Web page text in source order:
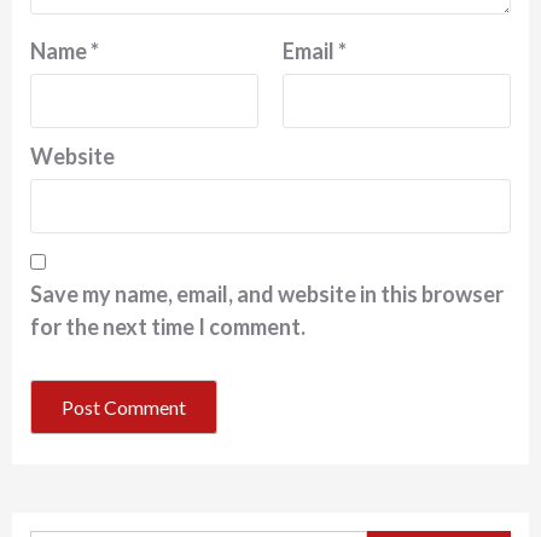
Name* Email*
Website
Save my name, email, and website in this browser
for the next time I comment.